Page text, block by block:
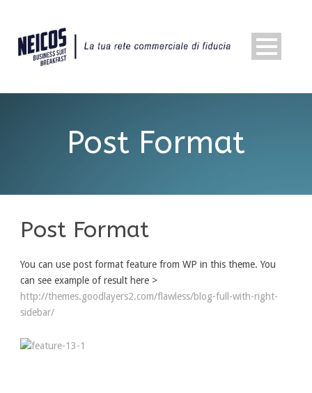
Post Format
Post Format
You can use post format feature from WP in this theme. You
can see example of result here >
http://themes.goodlayers2.com/flawless/blog-full-with-right-
sidebar/